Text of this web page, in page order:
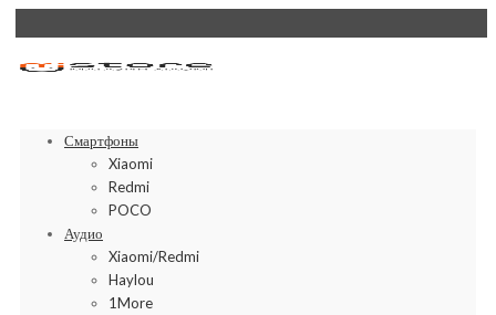
Смартфоны
Xiaomi
Redmi
POCO
Аудио
Xiaomi/Redmi
Haylou
1More